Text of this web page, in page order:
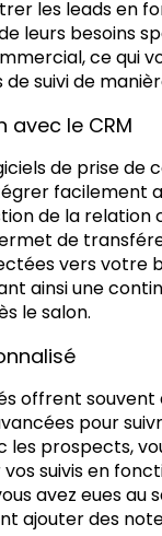
les leads en
leurs besoins
ce qui
suivi de
avec le CRM
de prise de
facilement
de la relation
de
vers votre
ainsi une
le salon.
offrent souvent
pour
les prospects,
suivis en
avez eues au
ajouter des